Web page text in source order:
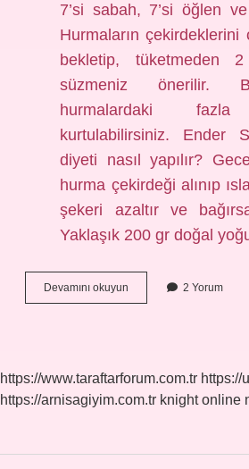
7’si sabah, 7’si öğlen
Hurmaların çekirdeklerini
bekletip, tüketmeden
süzmeniz önerilir.
hurmalardaki fazla
kurtulabilirsiniz. Ender
diyeti nasıl yapılır?
hurma çekirdeği alınıp
şekeri azaltır ve
Yaklaşık 200 gr doğal
Devamını okuyun
Hurma
2 Yorum
https://www.taraftarforum.com.tr https://
https://arnisagiyim.com.tr knight online